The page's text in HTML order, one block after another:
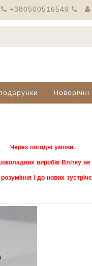
+380500516549
Через погодні умови.
виробів Влітку
і до нових